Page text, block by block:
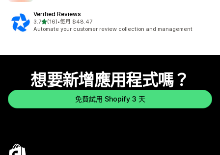
Verified Reviews
3.7滿分 5 顆星
(16)
共有 16 則評價
•每月 $48.47
Automate your customer review collection and management
想要新增應用程式嗎？
免費試用 Shopify 3 天